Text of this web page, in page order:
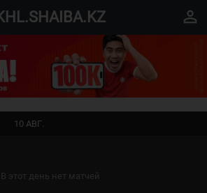
perm_identity
10 АВГ.
В этот день нет матчей